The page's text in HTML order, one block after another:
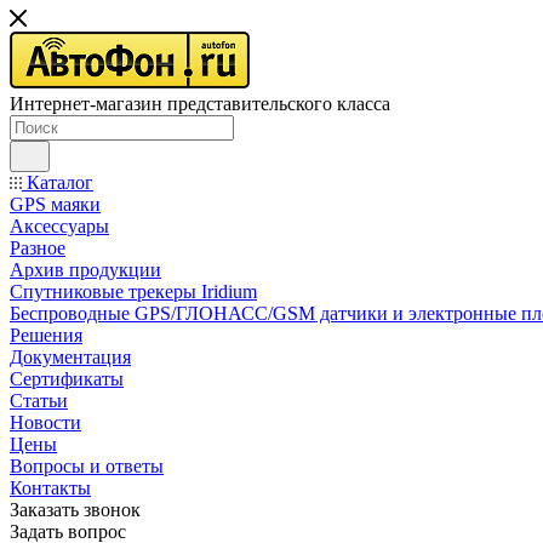
Интернет-магазин представительского класса
Каталог
GPS маяки
Аксессуары
Разное
Архив продукции
Спутниковые трекеры Iridium
Беспроводные GPS/ГЛОНАСС/GSM датчики и электронные
Решения
Документация
Сертификаты
Статьи
Новости
Цены
Вопросы и ответы
Контакты
Заказать звонок
Задать вопрос